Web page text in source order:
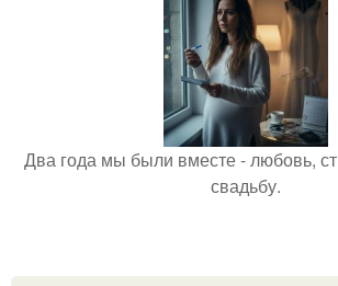
Два года мы были вместе - любовь,
свадьбу.